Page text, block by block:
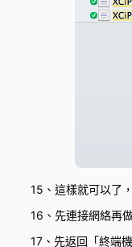
15、這樣就可以了
16、先連接網絡再
17、先返回「終端機